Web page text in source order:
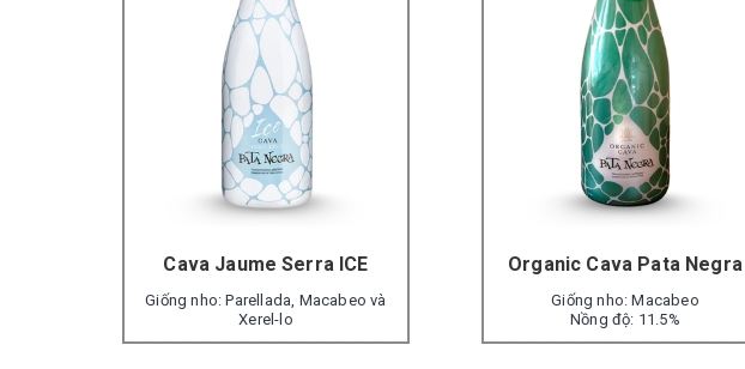
Cava Jaume Serra ICE
Giống nho: Parellada, Macabeo và
Xerel-lo
Nồng độ: 11.5%
Organic Cava Pata Negra
Giống nho: Macabeo
Nồng độ: 11.5%
Thể tích: 750 ml